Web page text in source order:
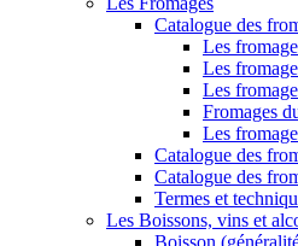
Catalogue des
Les
Les
Les
Fromages
Les
Catalogue des
Catalogue des
Termes et
Les Boissons, vins et